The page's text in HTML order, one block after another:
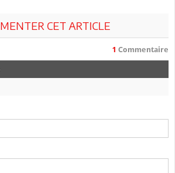
CET ARTICLE
1 Commentaire